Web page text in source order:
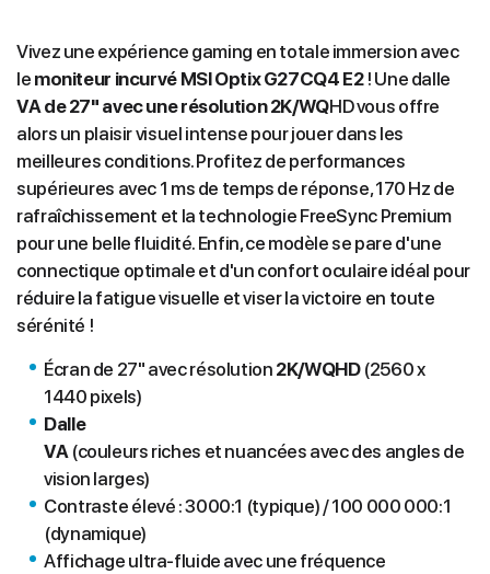
Vivez une expérience gaming en totale immersion avec
le moniteur incurvé MSI Optix G27CQ4 E2 ! Une dalle
VA de 27" avec une résolution 2K/WQHD vous offre
alors un plaisir visuel intense pour jouer dans les
meilleures conditions. Profitez de performances
supérieures avec 1 ms de temps de réponse, 170 Hz de
rafraîchissement et la technologie FreeSync Premium
pour une belle fluidité. Enfin, ce modèle se pare d'une
connectique optimale et d'un confort oculaire idéal pour
réduire la fatigue visuelle et viser la victoire en toute
sérénité !
Écran de 27" avec résolution 2K/WQHD (2560 x
1440 pixels)
Dalle
VA(couleurs riches et nuancées avec des angles de
vision larges)
Contraste élevé : 3000:1 (typique) / 100 000 000:1
(dynamique)
Affichage ultra-fluide avec une fréquence